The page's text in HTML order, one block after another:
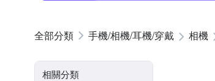
手機/相機/耳機/穿戴 相機
相關分類